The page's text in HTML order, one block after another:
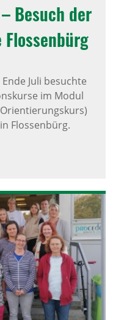
Besuch der
Ende Juli besuchte
im Modul
Flossenbürg.